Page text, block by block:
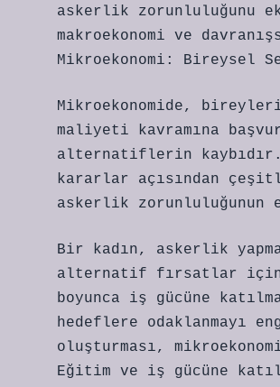
askerlik zorunluluğunu
makroekonomi ve
Mikroekonomi: Bireysel
Mikroekonomide,
maliyeti kavramına
alternatiflerin
kararlar açısından
askerlik zorunluluğunun
Bir kadın, askerlik
alternatif fırsatlar için
boyunca iş gücüne
hedeflere odaklanmayı
oluşturması,
Eğitim ve iş gücüne